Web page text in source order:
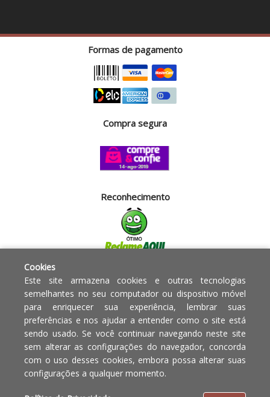
Formas de pagamento
Compra segura
Reconhecimento
Powered by:
Copyright © 2010 - 2017 Razão
social Blumenau - RA OBJETOS PARA
O LAR EIRELI CNPJ -
Em caso de divergência de
preços, o valor válido é o do
Cookies
Este site armazena cookies e outras tecnologias
semelhantes no seu computador ou dispositivo móvel
para enriquecer sua experiência, lembrar suas
preferências e nos ajudar a entender como o site está
sendo usado. Se você continuar navegando neste site
sem alterar as configurações do navegador, concorda
com o uso desses cookies, embora possa alterar suas
configurações a qualquer momento.